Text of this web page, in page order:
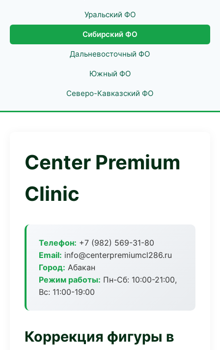
Уральский ФО
Сибирский ФО
Дальневосточный ФО
Южный ФО
Северо-Кавказский ФО
Center Premium
Clinic
Телефон: +7 (982) 569-31-80
Email: info@centerpremiumcl286.ru
Город: Абакан
Режим работы: Пн-Сб: 10:00-21:00,
Вс: 11:00-19:00
Коррекция фигуры в